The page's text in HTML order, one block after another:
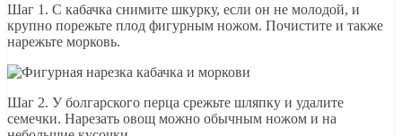
Шаг 1. С кабачка снимите шкурку, если он не молодой, и
крупно порежьте плод фигурным ножом. Почистите и также
нарежьте морковь.
Шаг 2. У болгарского перца срежьте шляпку и удалите
семечки. Нарезать овощ можно обычным ножом и на